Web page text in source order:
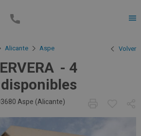
Alicante Aspe Volver
4
Aspe (Alicante)